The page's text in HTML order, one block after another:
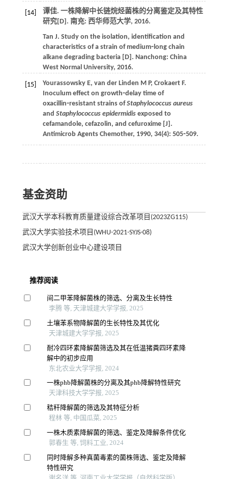
[14]
谭佳. 一株降解中长链烷烃菌株的分离鉴定及其特性
研究[D]. 南充: 西华师范大学, 2016.
Tan J. Study on the isolation, identification and
characteristics of a strain of medium⁃long chain
alkane degrading bacteria [D]. Nanchong: China
West Normal University, 2016.
[15] Yourassowsky E, van der Linden M P, Crokaert F.
Inoculum effect on growth⁃delay time of
oxacillin⁃resistant strains ofStaphylococcus aureus
and Staphylococcus epidermidisexposed to
cefamandole, cefazolin, and cefuroxime [J].
Antimicrob Agents Chemother, 1990, 34(4): 505⁃509.
基金资助
武汉大学本科教育质量建设综合改革项目(2023ZG115)
武汉大学实验技术项目(WHU-2021-SYJS-08)
武汉大学创新创业中心建设项目